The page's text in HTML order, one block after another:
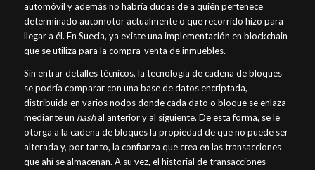
automóvil y además no habría dudas de a quién pertenece
determinado automotor actualmente o que recorrido hizo para
llegar a él. En Suecia, ya existe una implementación en blockchain
que se utiliza para la compra-venta de inmuebles.
Sin entrar detalles técnicos, la tecnología de cadena de bloques
se podría comparar con una base de datos encriptada,
distribuida en varios nodos donde cada dato o bloque se enlaza
mediante un hashal anterior y al siguiente. De esta forma, se le
otorga a la cadena de bloques la propiedad de que no puede ser
alterada y, por tanto, la confianza que crea en las transacciones
que ahí se almacenan. A su vez, el historial de transacciones